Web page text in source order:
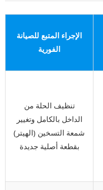
الإجراء المتبع للصيانة
الفورية
تنظيف الحلة من
الداخل بالكامل وتغيير
شمعة التسخين (الهيتر)
بقطعة أصلية جديدة